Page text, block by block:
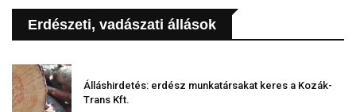
Erdészeti, vadászati állások
Álláshirdetés: erdész munkatársakat keres a Kozák-
Trans Kft.